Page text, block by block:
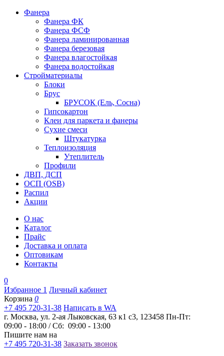
Фанера
Фанера ФК
Фанера ФСФ
Фанера ламинированная
Фанера березовая
Фанера влагостойкая
Фанера водостойкая
Стройматериалы
Блоки
Брус
БРУСОК (Ель, Сосна)
Гипсокартон
Клеи для паркета и фанеры
Сухие смеси
Штукатурка
Теплоизоляция
Утеплитель
Профили
ДВП, ДСП
ОСП (OSB)
Распил
Акции
О нас
Каталог
Прайс
Доставка и оплата
Оптовикам
Контакты
0
Избранное 1 Личный кабинет
Корзина 0
+7 495 720-31-38 Написать в WA
г. Москва, ул. 2-ая Лыковская, 63 к1 с3, 123458 Пн-Пт:
09:00 - 18:00 / Сб: 09:00 - 13:00
Пишите нам на
+7 495 720-31-38 Заказать звонок